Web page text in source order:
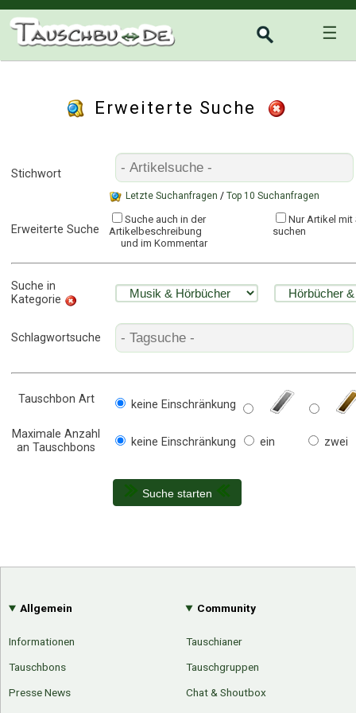
☰
Erweiterte Suche
Stichwort
Letzte Suchanfragen / Top 10 Suchanfragen
Erweiterte Suche
Suche auch in der
Artikelbeschreibung
und im Kommentar
Nur Artikel
suchen
Suche in
Kategorie
Schlagwortsuche
Tauschbon Art keine Einschränkung
Maximale Anzahl
an Tauschbons
keine Einschränkung ein zwei
Suche starten
Allgemein
Informationen
Tauschbons
Presse News
Community
Tauschianer
Tauschgruppen
Chat & Shoutbox